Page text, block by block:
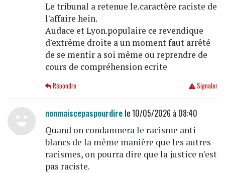
Le tribunal a retenue le.caractère raciste de
l'affaire hein.
Audace et Lyon.populaire ce revendique
d'extrême droite a un moment faut arrêté
de se mentir a soi même ou reprendre de
cours de compréhension ecrite
Signaler
Répondre
nonmaiscepaspourdirele 10/05/2026 à 08:40
Quand on condamnera le racisme anti-
blancs de la même manière que les autres
racismes, on pourra dire que la justice n'est
pas raciste.